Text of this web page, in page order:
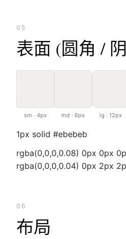
05
表面 (圆角 /
sm · 4px md · 6px lg · 12px
1px solid #ebebeb
rgba(0,0,0,0.08) 0px 0px
rgba(0,0,0,0.04) 0px 2px
06
布局